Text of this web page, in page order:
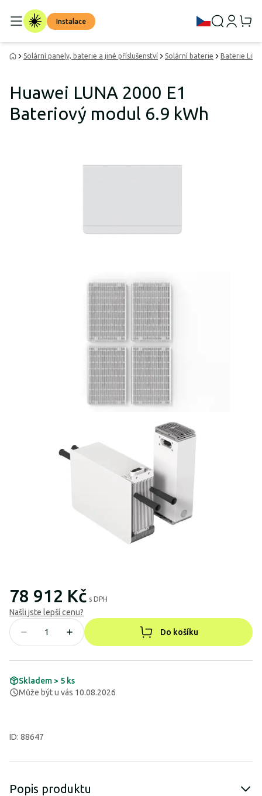
Instalace
Solární panely, baterie a jiné příslušenství Solární baterie Baterie
Huawei LUNA 2000 E1
Bateriový modul 6.9 kWh
78 912 Kč s DPH
Našli jste lepší cenu?
Do košíku
Skladem > 5 ks
Může být u vás 10.08.2026
ID: 88647
Popis produktu